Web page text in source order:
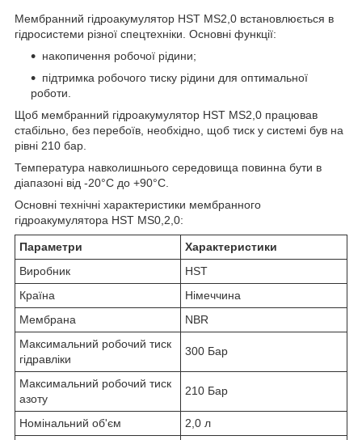
Мембранний гідроакумулятор HST MS2,0 встановлюється в
гідросистеми різної спецтехніки. Основні функції:
накопичення робочої рідини;
підтримка робочого тиску рідини для оптимальної
роботи.
Щоб мембранний гідроакумулятор HST MS2,0 працював
стабільно, без перебоїв, необхідно, щоб тиск у системі був на
рівні 210 бар.
Температура навколишнього середовища повинна бути в
діапазоні від -20°С до +90°С.
Основні технічні характеристики мембранного
гідроакумулятора HST MS0,2,0:
Параметри
Характеристики
Виробник
HST
Країна
Німеччина
Мембрана
NBR
Максимальний робочий тиск
гідравліки
300 Бар
Максимальний робочий тиск
азоту
210 Бар
Номінальний об'єм
2,0 л